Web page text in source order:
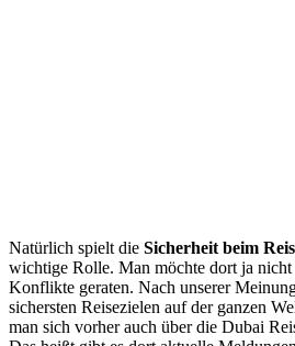
Natürlich spielt die Sicherheit beim
wichtige Rolle. Man möchte dort ja
Konflikte geraten. Nach unserer
sichersten Reisezielen auf der ganzen
man sich vorher auch über die Dubai